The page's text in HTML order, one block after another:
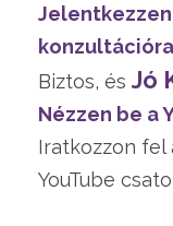
Biztos, és Jó
Nézzen be a
Iratkozzon fel
YouTube